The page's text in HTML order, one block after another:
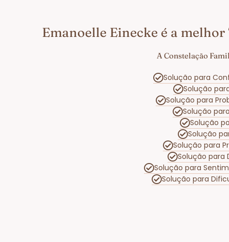
Emanoelle Einecke é a
A Constelação
Solução para
Solução
Solução para
Solução
Solução
Solução
Solução para
Solução para
Solução para
Solução para